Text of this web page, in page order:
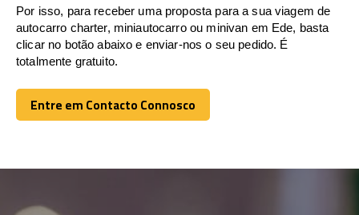
Por isso, para receber uma proposta para a sua viagem de
autocarro charter, miniautocarro ou minivan em Ede, basta
clicar no botão abaixo e enviar-nos o seu pedido. É
totalmente gratuito.
Entre em Contacto Connosco
Entre em Contacto Connosco